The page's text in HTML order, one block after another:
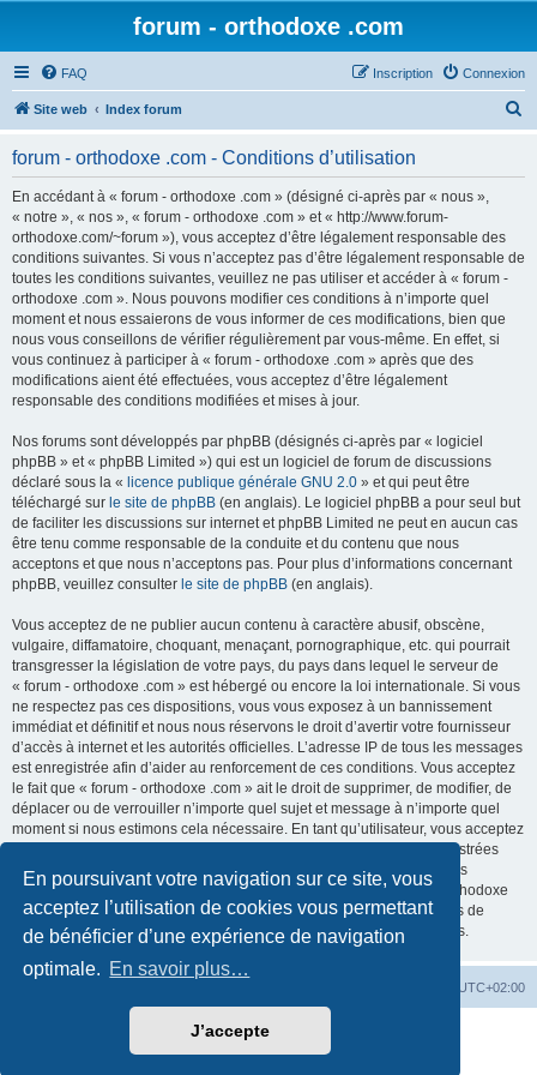
En poursuivant votre navigation sur ce site, vous
acceptez l’utilisation de cookies vous permettant
de bénéficier d’une expérience de navigation
optimale. En savoir plus…
J’accepte
forum - orthodoxe .com
FAQ Connexion
Inscription
Site web Index forum
forum - orthodoxe .com - Conditions d’utilisation
En accédant à « forum - orthodoxe .com » (désigné ci-après par « nous »,
« notre », « nos », « forum - orthodoxe .com » et « http://www.forum-
orthodoxe.com/~forum »), vous acceptez d’être légalement responsable des
conditions suivantes. Si vous n’acceptez pas d’être légalement responsable de
toutes les conditions suivantes, veuillez ne pas utiliser et accéder à « forum -
orthodoxe .com ». Nous pouvons modifier ces conditions à n’importe quel
moment et nous essaierons de vous informer de ces modifications, bien que
nous vous conseillons de vérifier régulièrement par vous-même. En effet, si
vous continuez à participer à « forum - orthodoxe .com » après que des
modifications aient été effectuées, vous acceptez d’être légalement
responsable des conditions modifiées et mises à jour.
Nos forums sont développés par phpBB (désignés ci-après par « logiciel
phpBB » et « phpBB Limited ») qui est un logiciel de forum de discussions
déclaré sous la « licence publique générale GNU 2.0 » et qui peut être
téléchargé sur le site de phpBB (en anglais). Le logiciel phpBB a pour seul but
de faciliter les discussions sur internet et phpBB Limited ne peut en aucun cas
être tenu comme responsable de la conduite et du contenu que nous
acceptons et que nous n’acceptons pas. Pour plus d’informations concernant
phpBB, veuillez consulter le site de phpBB (en anglais).
Vous acceptez de ne publier aucun contenu à caractère abusif, obscène,
vulgaire, diffamatoire, choquant, menaçant, pornographique, etc. qui pourrait
transgresser la législation de votre pays, du pays dans lequel le serveur de
« forum - orthodoxe .com » est hébergé ou encore la loi internationale. Si vous
ne respectez pas ces dispositions, vous vous exposez à un bannissement
immédiat et définitif et nous nous réservons le droit d’avertir votre fournisseur
d’accès à internet et les autorités officielles. L’adresse IP de tous les messages
est enregistrée afin d’aider au renforcement de ces conditions. Vous acceptez
le fait que « forum - orthodoxe .com » ait le droit de supprimer, de modifier, de
déplacer ou de verrouiller n’importe quel sujet et message à n’importe quel
moment si nous estimons cela nécessaire. En tant qu’utilisateur, vous acceptez
que toutes les informations que vous avez renseignées soient enregistrées
dans notre base de données. Bien que ces informations ne seront pas
diffusées à une tierce partie sans votre consentement, ni « forum - orthodoxe
.com », ni phpBB, ne pourront être tenus comme responsables en cas de
tentative de piratage informatique visant à compromettre vos données.
UTC+02:00
phpBB® Forum Software © phpBB Limited
©